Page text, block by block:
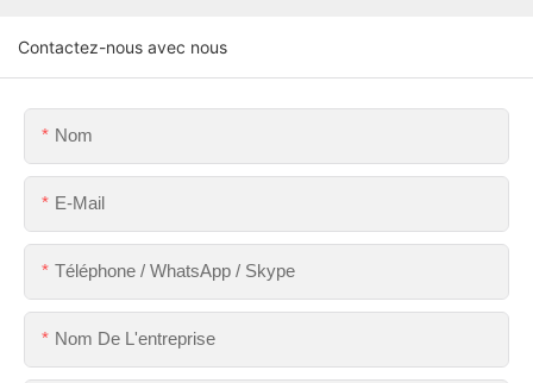
Contactez-nous avec nous
Nom
E-Mail
Téléphone / WhatsApp / Skype
Nom De L'entreprise